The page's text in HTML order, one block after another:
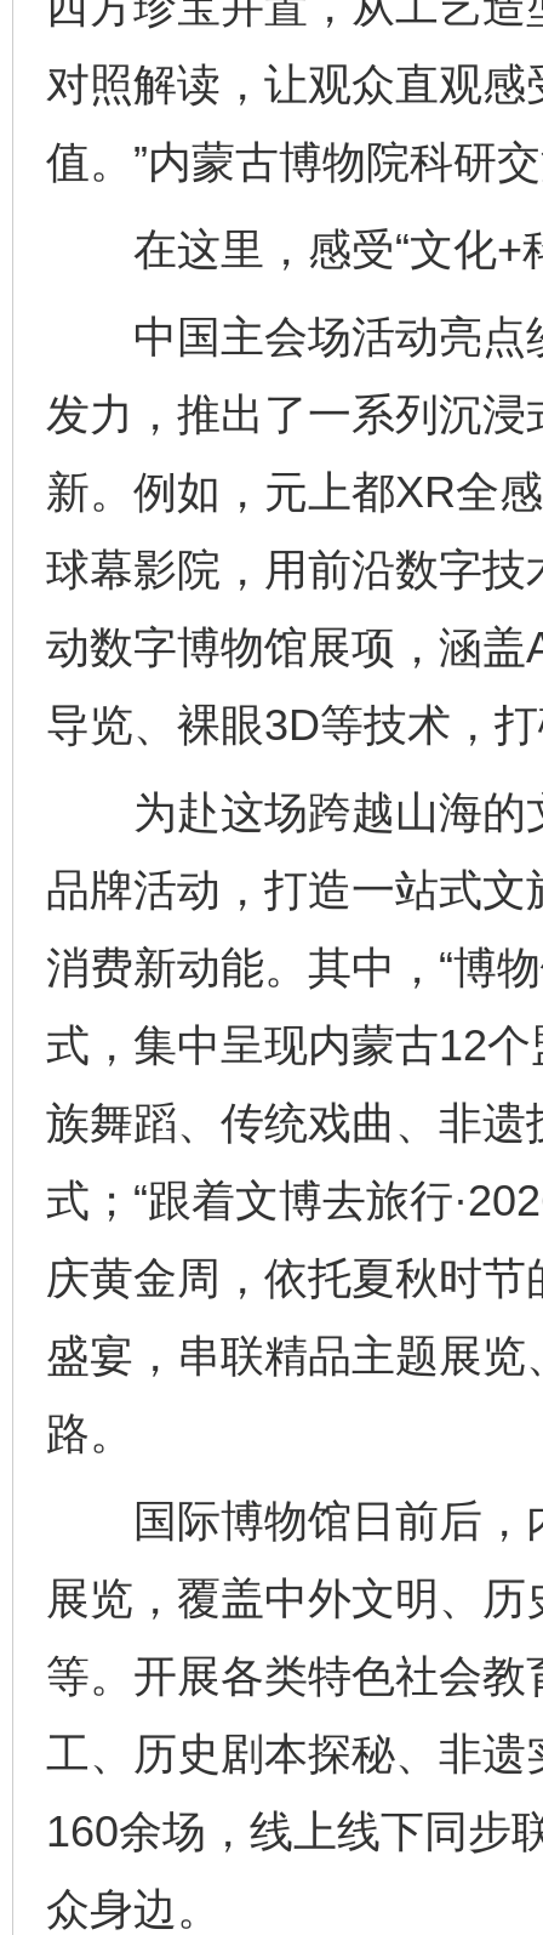
对照解读，让观众直观
值。”内蒙古博物院科研
在这里，感受“文化+
中国主会场活动亮点
发力，推出了一系列沉
新。例如，元上都XR全
球幕影院，用前沿数字
动数字博物馆展项，涵
导览、裸眼3D等技术，
为赴这场跨越山海的
品牌活动，打造一站式
消费新动能。其中，“博
式，集中呈现内蒙古12
族舞蹈、传统戏曲、非
式；“跟着文博去旅行
庆黄金周，依托夏秋时
盛宴，串联精品主题展
路。
国际博物馆日前后，
展览，覆盖中外文明、
等。开展各类特色社会
工、历史剧本探秘、非
160余场，线上线下同步
众身边。